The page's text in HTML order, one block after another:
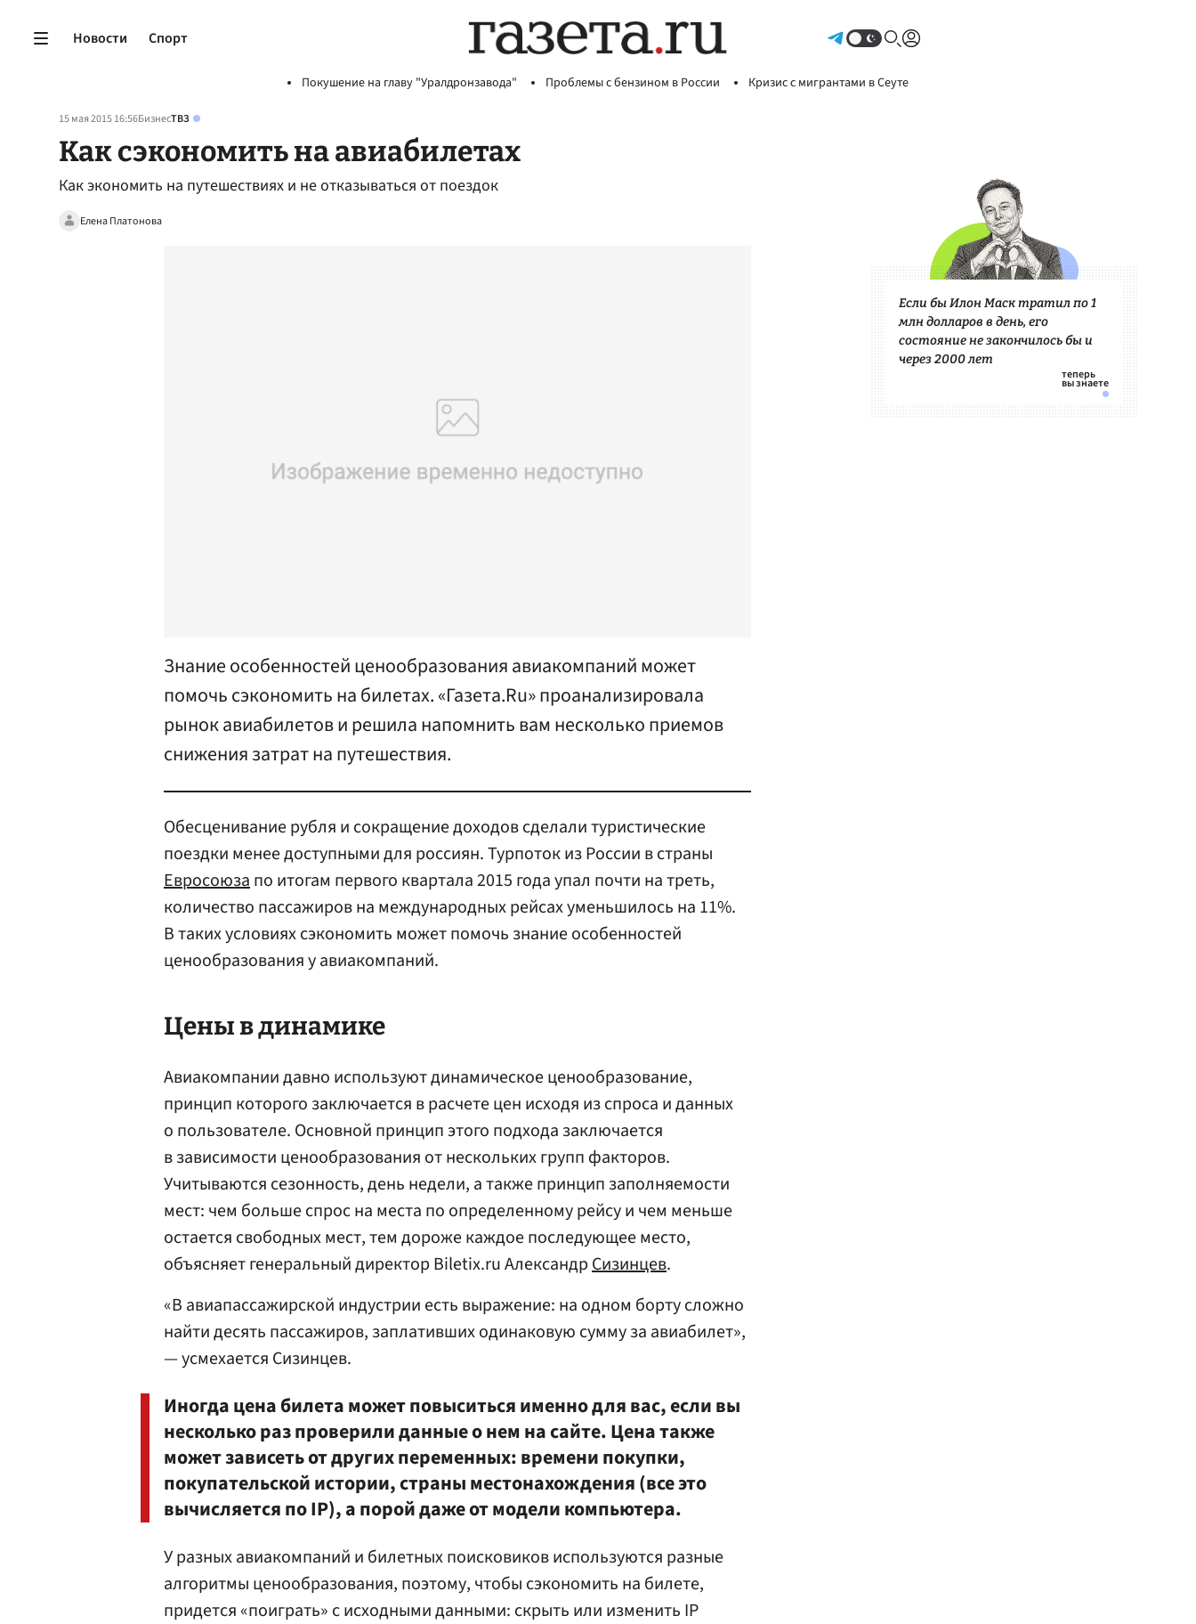
Новости Спорт
Покушение на главу "Уралдронзавода" Проблемы с бензином в России Кризис с мигрантами в Сеуте
15 мая 2015 16:56БизнесТВЗ
Как сэкономить на авиабилетах
Как экономить на путешествиях и не отказываться от поездок
Елена Платонова
Знание особенностей ценообразования авиакомпаний может
помочь сэкономить на билетах. «Газета.Ru» проанализировала
рынок авиабилетов и решила напомнить вам несколько приемов
снижения затрат на путешествия.
Обесценивание рубля и сокращение доходов сделали туристические
поездки менее доступными для россиян. Турпоток из России в страны
Евросоюзапо итогам первого квартала 2015 года упал почти на треть,
количество пассажиров на международных рейсах уменьшилось на 11%.
В таких условиях сэкономить может помочь знание особенностей
ценообразования у авиакомпаний.
Цены в динамике
Авиакомпании давно используют динамическое ценообразование,
принцип которого заключается в расчете цен исходя из спроса и данных
о пользователе. Основной принцип этого подхода заключается
в зависимости ценообразования от нескольких групп факторов.
Учитываются сезонность, день недели, а также принцип заполняемости
мест: чем больше спрос на места по определенному рейсу и чем меньше
остается свободных мест, тем дороже каждое последующее место,
объясняет генеральный директор Biletix.ru АлександрСизинцев.
«В авиапассажирской индустрии есть выражение: на одном борту сложно
найти десять пассажиров, заплативших одинаковую сумму за авиабилет»,
— усмехается Сизинцев.
Иногда цена билета может повыситься именно для вас, если вы
несколько раз проверили данные о нем на сайте. Цена также
может зависеть от других переменных: времени покупки,
покупательской истории, страны местонахождения (все это
вычисляется по IP), а порой даже от модели компьютера.
У разных авиакомпаний и билетных поисковиков используются разные
алгоритмы ценообразования, поэтому, чтобы сэкономить на билете,
придется «поиграть» с исходными данными: скрыть или изменить IP
Если бы Илон Маск тратил по 1
млн долларов в день, его
состояние не закончилось бы и
через 2000 лет